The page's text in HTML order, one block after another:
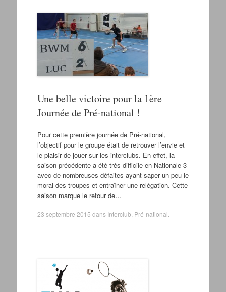
Une belle victoire pour la 1ère
Journée de Pré-national !
Pour cette première journée de Pré-national,
l’objectif pour le groupe était de retrouver l’envie et
le plaisir de jouer sur les interclubs. En effet, la
saison précédente a été très difficile en Nationale 3
avec de nombreuses défaites ayant saper un peu le
moral des troupes et entraîner une relégation. Cette
saison marque le retour de…
23 septembre 2015 dans Interclub Pré-national